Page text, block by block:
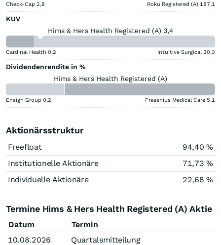
Check-Cap 2,8 Roku Registered (A) 187,1
KUV
Hims & Hers Health Registered (A) 3,4
Cardinal Health 0,2 Intuitive Surgical 20,3
Dividendenrendite in %
Hims & Hers Health Registered (A)
Ensign Group 0,2 Fresenius Medical Care 5,1
Aktionärsstruktur
Freefloat
94,40 %
Institutionelle Aktionäre
71,73 %
Individuelle Aktionäre
22,68 %
Termine Hims & Hers Health Registered (A) Aktie
Datum
Termin
10.08.2026
Quartalsmitteilung